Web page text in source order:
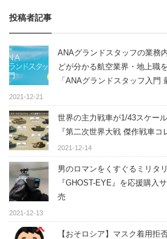
投稿者記事
ANAグランドスタッフの業務
どが分かる航空業界・地上職
「ANAグランドスタッフ入門
2021-12-21
世界の主力戦車が1/43スケー
『第二次世界大戦 傑作戦車コ
2021-12-14
男のロマンをくすぐるミリタ
『GHOST-EYE』を応援購入
売
2021-12-13
【おそロシア】マスク着用拒